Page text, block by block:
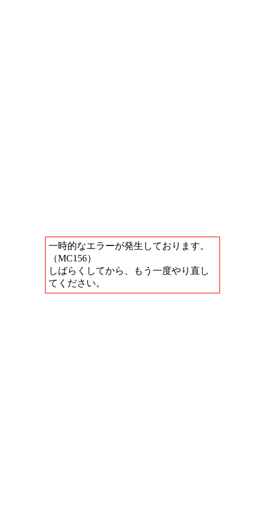
一時的なエラーが発生しております。
（MC156）
しばらくしてから、もう一度やり直し
てください。